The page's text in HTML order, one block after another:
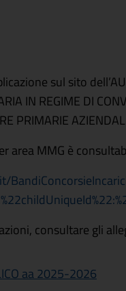
sul sito
IN REGIME DI
PRIMARIE
area MMG è
consultare gli
aa 2025-2026